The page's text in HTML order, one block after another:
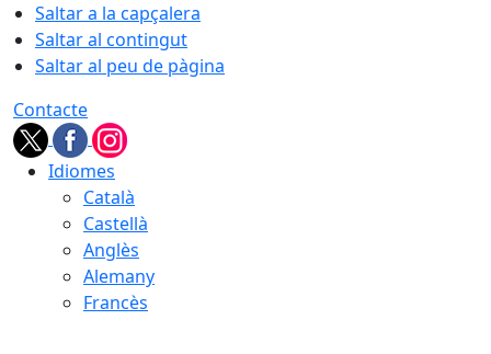
Saltar a la capçalera
Saltar al contingut
Saltar al peu de pàgina
Contacte
Idiomes
Català
Castellà
Anglès
Alemany
Francès